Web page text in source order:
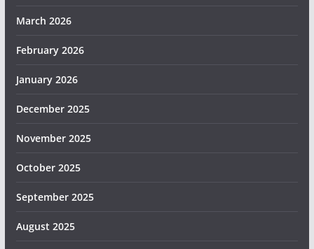
March 2026
February 2026
January 2026
December 2025
November 2025
October 2025
September 2025
August 2025